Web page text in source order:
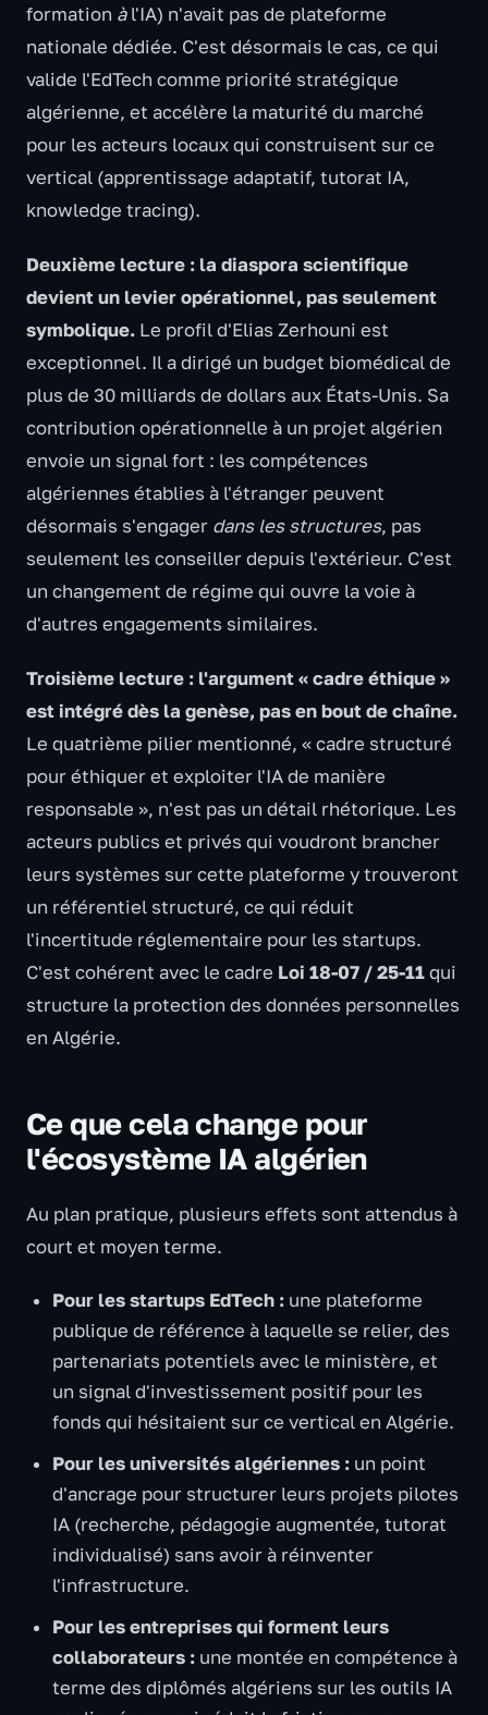
formation àl'IA) n'avait pas de plateforme
nationale dédiée. C'est désormais le cas, ce qui
valide l'EdTech comme priorité stratégique
algérienne, et accélère la maturité du marché
pour les acteurs locaux qui construisent sur ce
vertical (apprentissage adaptatif, tutorat IA,
knowledge tracing).
Deuxième lecture : la diaspora scientifique
devient un levier opérationnel, pas seulement
symbolique. Le profil d'Elias Zerhouni est
exceptionnel. Il a dirigé un budget biomédical de
plus de 30 milliards de dollars aux États-Unis. Sa
contribution opérationnelle à un projet algérien
envoie un signal fort : les compétences
algériennes établies à l'étranger peuvent
désormais s'engager dans les structures, pas
seulement les conseiller depuis l'extérieur. C'est
un changement de régime qui ouvre la voie à
d'autres engagements similaires.
Troisième lecture : l'argument « cadre éthique »
est intégré dès la genèse, pas en bout de chaîne.
Le quatrième pilier mentionné, « cadre structuré
pour éthiquer et exploiter l'IA de manière
responsable », n'est pas un détail rhétorique. Les
acteurs publics et privés qui voudront brancher
leurs systèmes sur cette plateforme y trouveront
un référentiel structuré, ce qui réduit
l'incertitude réglementaire pour les startups.
C'est cohérent avec le cadre Loi 18-07 / 25-11 qui
structure la protection des données personnelles
en Algérie.
Ce que cela change pour
l'écosystème IA algérien
Au plan pratique, plusieurs effets sont attendus à
court et moyen terme.
Pour les startups EdTech : une plateforme
publique de référence à laquelle se relier, des
partenariats potentiels avec le ministère, et
un signal d'investissement positif pour les
fonds qui hésitaient sur ce vertical en Algérie.
Pour les universités algériennes : un point
d'ancrage pour structurer leurs projets pilotes
IA (recherche, pédagogie augmentée, tutorat
individualisé) sans avoir à réinventer
l'infrastructure.
Pour les entreprises qui forment leurs
collaborateurs : une montée en compétence à
terme des diplômés algériens sur les outils IA